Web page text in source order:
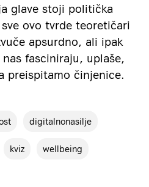
glave stoji politička
ovo tvrde teoretičari
apsurdno, ali ipak
fasciniraju, uplaše,
preispitamo činjenice.
digitalnonasilje
kviz wellbeing